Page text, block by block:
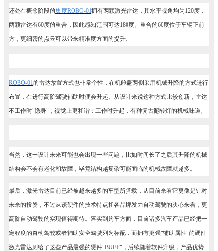
还处在概念阶段的集度ROBO-01拥有两颗激光雷达，其水平视角均为120度，
两颗雷达有60度的重合，因此感知范围可达180度。重合的60度位于车辆正前
方，更细密的点云可以带来精准度方面的提升。
ROBO-01的雷达放置方式也非常个性，在机舱盖两侧采用机械升降的方式进行
布置，在进行高阶驾驶辅助时便会升起。从设计来说这种方式比较创新，雷达
不工作时"隐身"，视觉上更和谐；工作时升起，有种复古翻转灯的机械味道。
当然，这一设计未来可能也会出现一些问题，比如时间长了之后其升降的机械
结构会不会有老化和故障，毕竟结构越复杂可能面临的机械故障就越多。
最后，激光雷达目前已经被越来越多的车型所搭载，从目前来看它更像是针对
未来的投资，不过从该硬件的技术特点和各品牌发力自动驾驶的决心来看，更
高阶自动驾驶的实现值得期待。落实到购车方面，目前诸多汽车产品已经把一
定程度的自动驾驶或者辅助安全驾驶列为标配，而拥有更强"辅助属性"的硬件
激光雷达则给了这些产品最强的硬件"BUFF"，后续随着软件升级，产品优势